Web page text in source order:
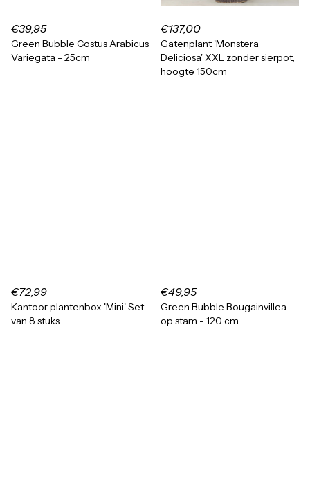
€39,95
Green Bubble Costus Arabicus
Variegata - 25cm
€137,00
Gatenplant 'Monstera
Deliciosa' XXL zonder sierpot,
hoogte 150cm
€72,99
Kantoor plantenbox 'Mini' Set
van 8 stuks
€49,95
Green Bubble Bougainvillea
op stam - 120 cm